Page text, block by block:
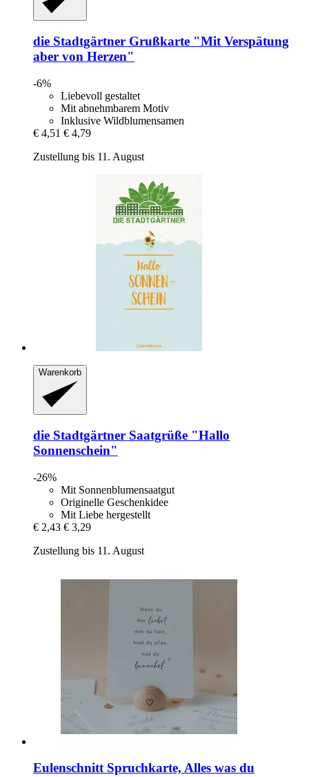
die Stadtgärtner Grußkarte "Mit Verspätung
aber von Herzen"
-6%
Liebevoll gestaltet
Mit abnehmbarem Motiv
Inklusive Wildblumensamen
€ 4,51 € 4,79
Zustellung bis 11. August
Warenkorb
die Stadtgärtner Saatgrüße "Hallo
Sonnenschein"
-26%
Mit Sonnenblumensaatgut
Originelle Geschenkidee
Mit Liebe hergestellt
€ 2,43 € 3,29
Zustellung bis 11. August
EulenschnittSpruchkarte, Alles was du